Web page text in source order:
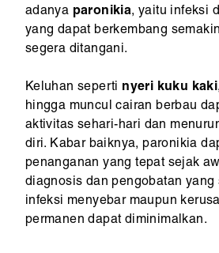
adanya paronikia, yaitu infeksi
yang dapat berkembang
segera ditangani.
Keluhan seperti nyeri kuku kaki
hingga muncul cairan berbau
aktivitas sehari-hari dan
diri. Kabar baiknya, paronikia
penanganan yang tepat sejak
diagnosis dan pengobatan yang
infeksi menyebar maupun
permanen dapat diminimalkan.